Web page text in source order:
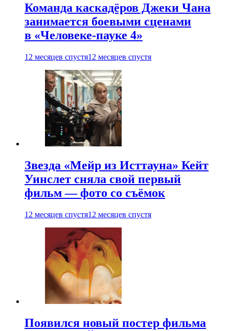
Команда каскадёров Джеки Чана
занимается боевыми сценами
в «Человеке-пауке 4»
12 месяцев спустя12 месяцев спустя
Звезда «Мейр из Исттауна» Кейт
Уинслет сняла свой первый
фильм — фото со съёмок
12 месяцев спустя12 месяцев спустя
Появился новый постер фильма